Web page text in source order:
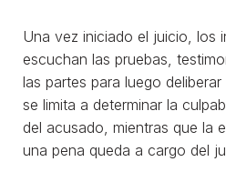
Una vez iniciado el juicio, los
escuchan las pruebas,
las partes para luego
se limita a determinar la
del acusado, mientras que la
una pena queda a cargo del